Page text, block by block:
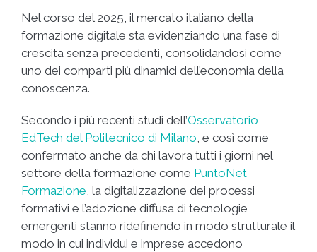
Nel corso del 2025, il mercato italiano della
formazione digitale sta evidenziando una fase di
crescita senza precedenti, consolidandosi come
uno dei comparti più dinamici dell’economia della
conoscenza.
Secondo i più recenti studi dell’Osservatorio
EdTech del Politecnico di Milano, e così come
confermato anche da chi lavora tutti i giorni nel
settore della formazione come PuntoNet
Formazione, la digitalizzazione dei processi
formativi e l’adozione diffusa di tecnologie
emergenti stanno ridefinendo in modo strutturale il
modo in cui individui e imprese accedono